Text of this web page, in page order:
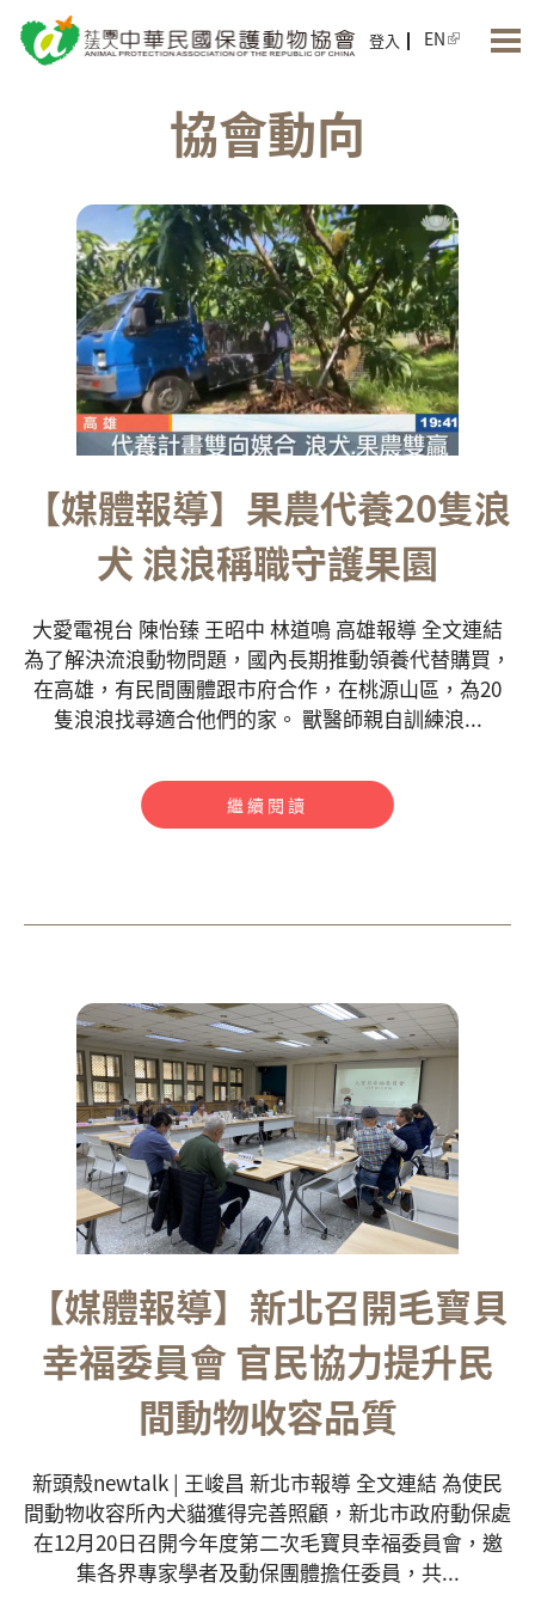
登入 EN
協會動向
【媒體報導】果農代養20隻浪
犬 浪浪稱職守護果園
大愛電視台 陳怡臻 王昭中 林道鳴 高雄報導 全文連結
為了解決流浪動物問題，國內長期推動領養代替購買，
在高雄，有民間團體跟市府合作，在桃源山區，為20
隻浪浪找尋適合他們的家。 獸醫師親自訓練浪...
繼續閱讀
【媒體報導】新北召開毛寶貝
幸福委員會 官民協力提升民
間動物收容品質
新頭殼newtalk | 王峻昌 新北市報導 全文連結 為使民
間動物收容所內犬貓獲得完善照顧，新北市政府動保處
在12月20日召開今年度第二次毛寶貝幸福委員會，邀
集各界專家學者及動保團體擔任委員，共...